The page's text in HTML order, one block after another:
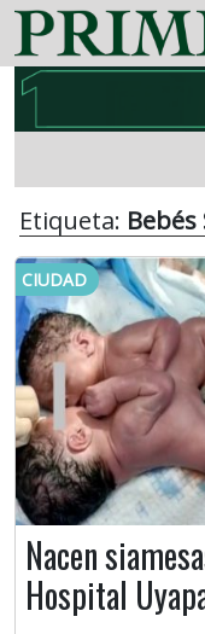
Etiqueta: Bebés
CIUDAD
Nacen
Hospital